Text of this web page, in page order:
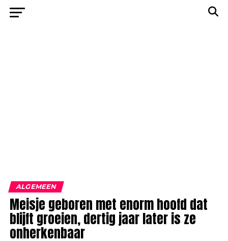
ALGEMEEN
Meisje geboren met enorm hoofd dat
blijft groeien, dertig jaar later is ze
onherkenbaar